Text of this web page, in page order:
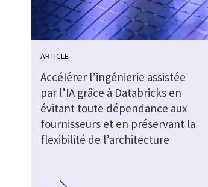
ARTICLE
Accélérer l’ingénierie assistée
par l’IA grâce à Databricks en
évitant toute dépendance aux
fournisseurs et en préservant la
flexibilité de l’architecture